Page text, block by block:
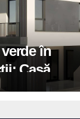
în
Casă
cu structură